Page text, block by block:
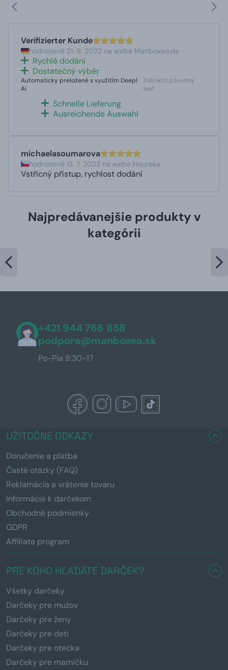
Verifizierter Kunde
hodnotené 21. 9. 2022 na webe Manboxeo.de
Rychlé dodání
Dostatečný výběr
Automaticky preložené s využitím Deepl
Ai
Zobraziť pôvodný
text
Schnelle Lieferung
Ausreichende Auswahl
michaelasoumarova
hodnotené 13. 7. 2022 na webe Heureka
Vstřícný přístup, rychlost dodání
Najpredávanejšie produkty v
kategórii
+421 944 766 858
podpora@manboxeo.sk
Po-Pia 8:30-17
UŽITOČNÉ ODKAZY
Doručenie a platba
Časté otázky (FAQ)
Reklamácia a vrátenie tovaru
Informácie k darčekom
Obchodné podmienky
GDPR
Affiliate program
PRE KOHO HĽADÁTE DARČEK?
Všetky darčeky
Darčeky pre mužov
Darčeky pre ženy
Darčeky pre deti
Darčeky pre otecka
Darčeky pre mamičku